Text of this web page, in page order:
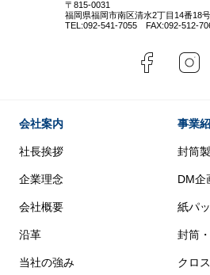
〒815-0031
福岡県福岡市南区清水2丁目14番18号
TEL:092-541-7055FAX:092-512-
会社案内
社長挨拶
企業理念
会社概要
沿革
当社の強み
事業
封筒
DM企
紙パ
封筒
クロ